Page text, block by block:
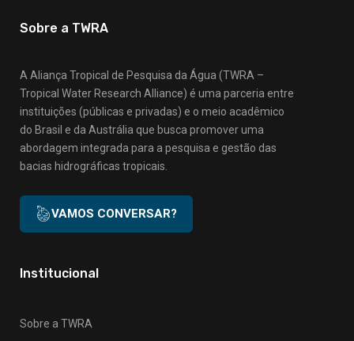
Sobre a TWRA
A Aliança Tropical de Pesquisa da Água (TWRA –
Tropical Water Research Alliance) é uma parceria entre
instituições (públicas e privadas) e o meio acadêmico
do Brasil e da Austrália que busca promover uma
abordagem integrada para a pesquisa e gestão das
bacias hidrográficas tropicais.
VAMOS CONVERSAR?
Institucional
Sobre a TWRA